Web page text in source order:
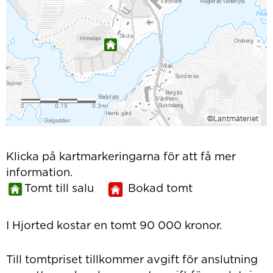
Klicka på kartmarkeringarna för att få mer
information.
Tomt till salu
Bokad tomt
I Hjorted kostar en tomt 90 000 kronor.
Till tomtpriset tillkommer avgift för anslutning